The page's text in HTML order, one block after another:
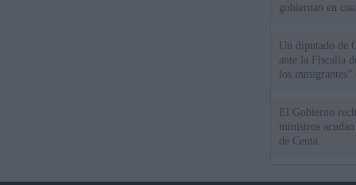
gobiernan en
Un diputado de
ante la Fiscalía
los inmigrantes”
El Gobierno
ministros
de Ceuta